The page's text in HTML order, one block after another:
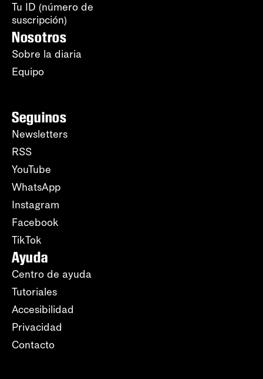
Tu ID (número de
suscripción)
Nosotros
Sobre la diaria
Equipo
Seguinos
Newsletters
RSS
YouTube
WhatsApp
Instagram
Facebook
TikTok
Ayuda
Centro de ayuda
Tutoriales
Accesibilidad
Privacidad
Contacto